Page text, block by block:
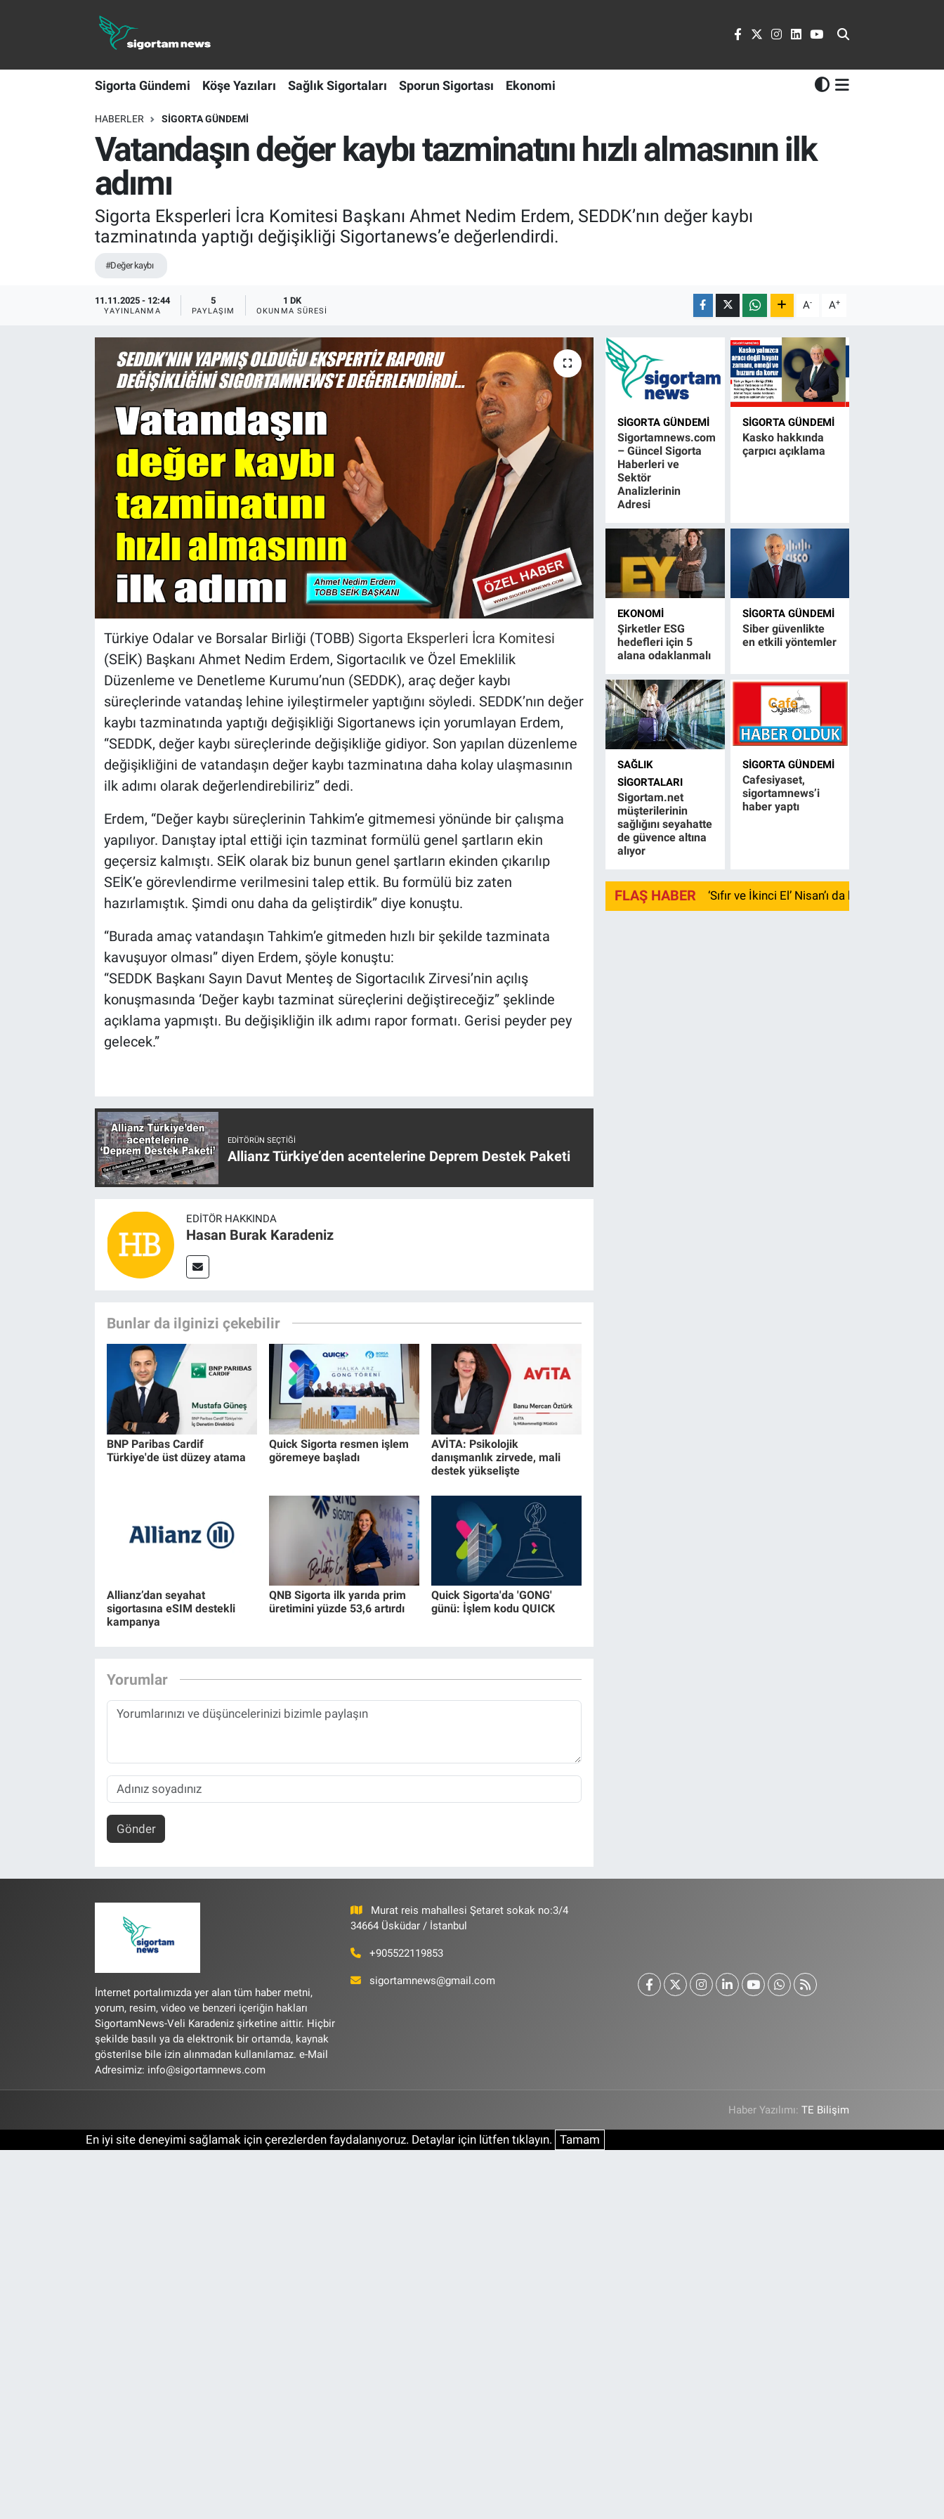
Sigorta Gündemi Köşe Yazıları Sağlık Sigortaları Sporun Sigortası Ekonomi
HABERLER SIGORTA GÜNDEMI
Vatandaşın değer kaybı tazminatını hızlı almasının ilk
adımı
Sigorta Eksperleri İcra Komitesi Başkanı Ahmet Nedim Erdem, SEDDK’nın değer kaybı
tazminatında yaptığı değişikliği Sigortanews’e değerlendirdi.
#Değer kaybı
11.11.2025 - 12:44
YAYINLANMA
5
PAYLAŞIM
1 DK
OKUNMA SÜRESI A- A+
Türkiye Odalar ve Borsalar Birliği (TOBB) Sigorta Eksperleri İcra Komitesi
(SEİK) Başkanı Ahmet Nedim Erdem, Sigortacılık ve Özel Emeklilik
Düzenleme ve Denetleme Kurumu’nun (SEDDK), araç değer kaybı
süreçlerinde vatandaş lehine iyileştirmeler yaptığını söyledi. SEDDK’nın değer
kaybı tazminatında yaptığı değişikliği Sigortanews için yorumlayan Erdem,
“SEDDK, değer kaybı süreçlerinde değişikliğe gidiyor. Son yapılan düzenleme
değişikliğini de vatandaşın değer kaybı tazminatına daha kolay ulaşmasının
ilk adımı olarak değerlendirebiliriz” dedi.
Erdem, “Değer kaybı süreçlerinin Tahkim’e gitmemesi yönünde bir çalışma
yapılıyor. Danıştay iptal ettiği için tazminat formülü genel şartların ekin
geçersiz kalmıştı. SEİK olarak biz bunun genel şartların ekinden çıkarılıp
SEİK’e görevlendirme verilmesini talep ettik. Bu formülü biz zaten
hazırlamıştık. Şimdi onu daha da geliştirdik” diye konuştu.
“Burada amaç vatandaşın Tahkim’e gitmeden hızlı bir şekilde tazminata
kavuşuyor olması” diyen Erdem, şöyle konuştu:
“SEDDK Başkanı Sayın Davut Menteş de Sigortacılık Zirvesi’nin açılış
konuşmasında ‘Değer kaybı tazminat süreçlerini değiştireceğiz” şeklinde
açıklama yapmıştı. Bu değişikliğin ilk adımı rapor formatı. Gerisi peyder pey
gelecek.”
EDITÖRÜN SEÇTIĞI
Allianz Türkiye’den acentelerine Deprem Destek Paketi
EDITÖR HAKKINDA
Hasan Burak Karadeniz
Bunlar da ilginizi çekebilir
BNP Paribas Cardif
Türkiye'de üst düzey atama
Quick Sigorta resmen işlem
göremeye başladı
AVİTA: Psikolojik
danışmanlık zirvede, mali
destek yükselişte
Allianz’dan seyahat
sigortasına eSIM destekli
kampanya
QNB Sigorta ilk yarıda prim
üretimini yüzde 53,6 artırdı
Quick Sigorta'da 'GONG'
günü: İşlem kodu QUICK
Yorumlar
Gönder
SIGORTA GÜNDEMI
Sigortamnews.com
– Güncel Sigorta
Haberleri ve
Sektör
Analizlerinin
Adresi
SIGORTA GÜNDEMI
Kasko hakkında
çarpıcı açıklama
EKONOMI
Şirketler ESG
hedefleri için 5
alana odaklanmalı
SIGORTA GÜNDEMI
Siber güvenlikte
en etkili yöntemler
SAĞLIK
SIGORTALARI
Sigortam.net
müşterilerinin
sağlığını seyahatte
de güvence altına
alıyor
SIGORTA GÜNDEMI
Cafesiyaset,
sigortamnews’i
haber yaptı
FLAŞ HABER ‘Sıfır ve İkinci El’ Nisan’ı da kayıpla kapadı
İnternet portalımızda yer alan tüm haber metni,
yorum, resim, video ve benzeri içeriğin hakları
SigortamNews-Veli Karadeniz şirketine aittir. Hiçbir
şekilde basılı ya da elektronik bir ortamda, kaynak
gösterilse bile izin alınmadan kullanılamaz. e-Mail
Adresimiz: info@sigortamnews.com
Murat reis mahallesi Şetaret sokak no:3/4
34664 Üsküdar / İstanbul
+905522119853
sigortamnews@gmail.com
Haber Yazılımı:TE Bilişim
En iyi site deneyimi sağlamak için çerezlerden faydalanıyoruz. Detaylar için lütfen tıklayın. Tamam
Sigorta Gündemi
Köşe Yazıları
Sağlık Sigortaları
Sporun Sigortası